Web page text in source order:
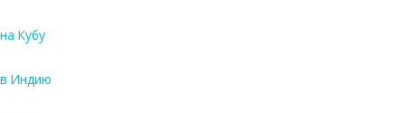
на Кубу
в Индию